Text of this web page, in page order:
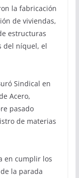
la fabricación
de viviendas,
estructuras
del níquel, el
Sindical en
Acero,
pasado
de materias
en cumplir los
la parada